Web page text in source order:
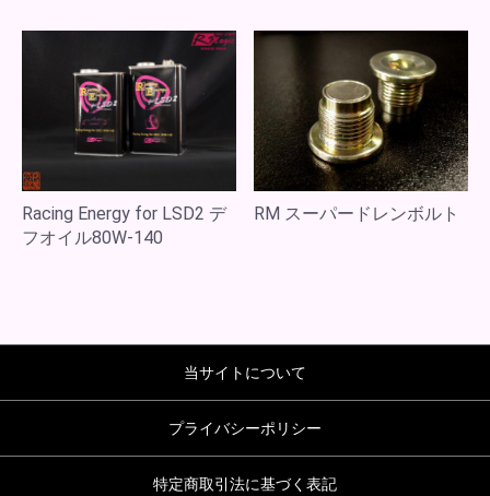
Racing Energy for LSD2 デ
フオイル80W-140
RM スーパードレンボルト
当サイトについて
プライバシーポリシー
特定商取引法に基づく表記